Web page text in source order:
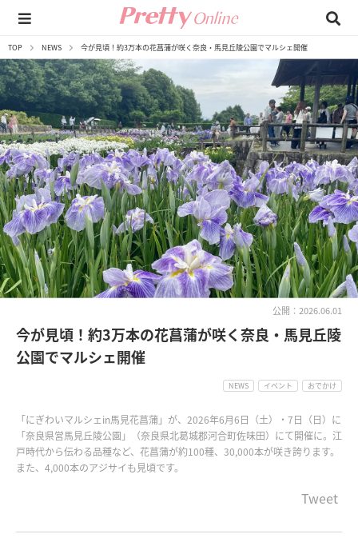
TOP NEWS 今が見頃！約3万本の花菖蒲が咲く奈良・馬見丘陵公園でマルシェ開催
公開：2026.06.01
今が見頃！約3万本の花菖蒲が咲く奈良・馬見丘陵
公園でマルシェ開催
NEWS イベント おでかけ
「にぎわいマルシェin馬見花菖蒲」が、2026年6月6日（土）・7日（日）に
「奈良県営馬見丘陵公園」（奈良県北葛城郡河合町佐味田）にて開催に。江
戸時代から伝わる品種など、花菖蒲が約100種、30,000本が咲き誇ります。
また、4,000本のアジサイも見頃です。
Tweet